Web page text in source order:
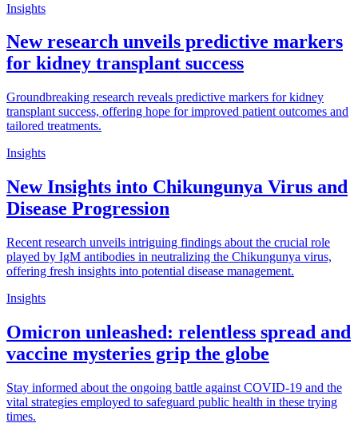
Insights
New research unveils predictive markers
for kidney transplant success
Groundbreaking research reveals predictive markers for kidney
transplant success, offering hope for improved patient outcomes and
tailored treatments.
Insights
New Insights into Chikungunya Virus and
Disease Progression
Recent research unveils intriguing findings about the crucial role
played by IgM antibodies in neutralizing the Chikungunya virus,
offering fresh insights into potential disease management.
Insights
Omicron unleashed: relentless spread and
vaccine mysteries grip the globe
Stay informed about the ongoing battle against COVID-19 and the
vital strategies employed to safeguard public health in these trying
times.